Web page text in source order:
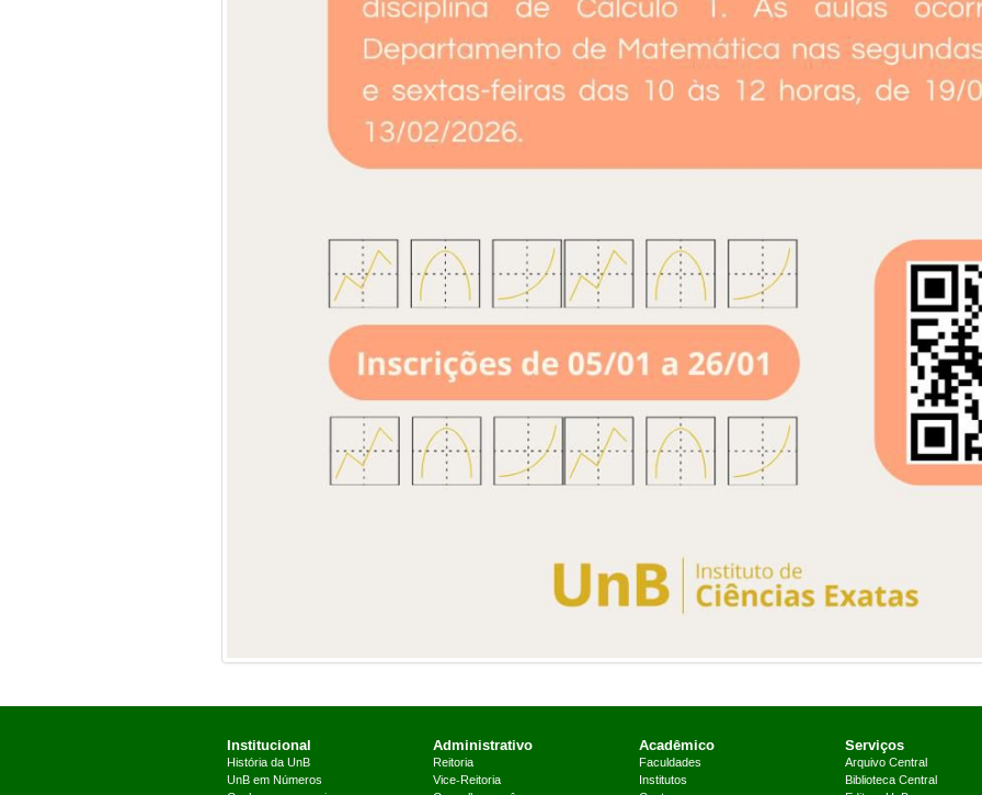
Institucional
História da UnB
UnB em Números
Administrativo
Reitoria
Vice-Reitoria
Acadêmico
Faculdades
Institutos
Serviços
Arquivo Central
Biblioteca Central